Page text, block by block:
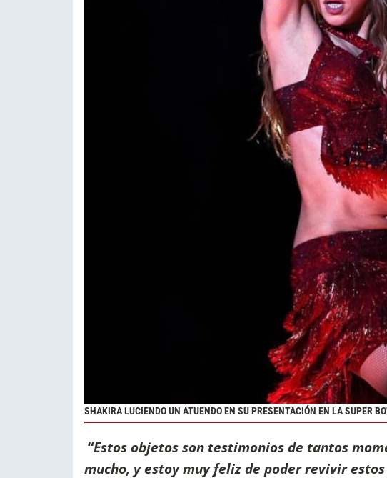
SHAKIRA LUCIENDO UN ATUENDO EN SU PRESENTACIÓN EN LA SUPER
“Estos objetos son testimonios de tantos
mucho, y estoy muy feliz de poder revivir